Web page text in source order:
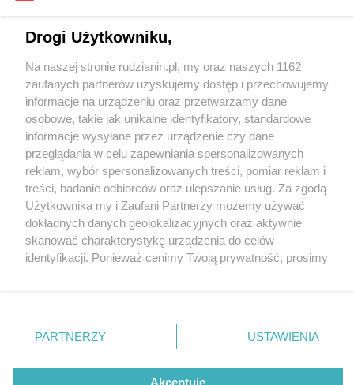
5 / 0
Wydawca mediów
Nie zapomnij
zapoznać się z:
polityką prywatności regulamin korzystania z portali
Twojemiasto
Piekary Śląskie
Chorzów
Tarnowskie Góry
Gliwice
Skontakuj sięz nami
Kontakt
Wydawca
Redakcja
Drogi Użytkowniku,
Na naszej stronie rudzianin.pl, my oraz naszych 1162
zaufanych partnerów uzyskujemy dostęp i przechowujemy
informacje na urządzeniu oraz przetwarzamy dane
osobowe, takie jak unikalne identyfikatory, standardowe
informacje wysyłane przez urządzenie czy dane
przeglądania w celu zapewniania spersonalizowanych
reklam, wybór spersonalizowanych treści, pomiar reklam i
treści, badanie odbiorców oraz ulepszanie usług. Za zgodą
Użytkownika my i Zaufani Partnerzy możemy używać
dokładnych danych geolokalizacyjnych oraz aktywnie
skanować charakterystykę urządzenia do celów
identyfikacji. Ponieważ cenimy Twoją prywatność, prosimy
prywatności znajdujący się w lewym dolnym rogu strony
. Niektóre rodzaje przetwarzania danych nie wymagają
zgody użytkownika, ale masz prawo sprzeciwić się
takiemu przetwarzaniu. Preferencje będą miały
PARTNERZY USTAWIENIA
Akceptuję